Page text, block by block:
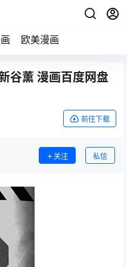
欧美漫画
谷薰 漫画百度网盘
前往下载
关注 私信